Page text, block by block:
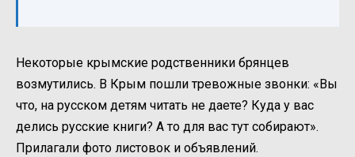
Некоторые крымские родственники брянцев
возмутились. В Крым пошли тревожные звонки: «Вы
что, на русском детям читать не даете? Куда у вас
делись русские книги? А то для вас тут собирают».
Прилагали фото листовок и объявлений.